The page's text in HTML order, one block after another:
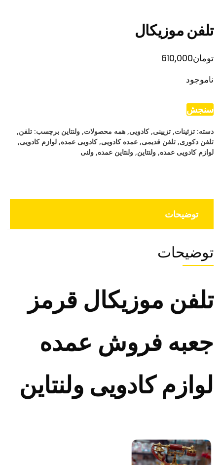
تلفن موزیکال
تومان610,000
ناموجود
سنجش
دسته: تزئینات, تزیینی,کادویی, همه محصولات, ولنتاین برچسب: تلفن,
تلفن دکوری, تلفن قدیمی, عمده کادویی,کادویی عمده, لوازم کادویی,
لوازم کادویی عمده, ولنتاین, ولنتاین عمده, ولنی
توضیحات
توضیحات
تلفن موزیکال قرمز
جعبه فروش عمده
لوازم کادویی ولنتاین